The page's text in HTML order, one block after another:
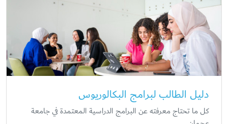
دليل الطالب لبرامج البكالوريوس
كل ما تحتاج معرفته عن البرامج الدراسية المعتمدة في جامعة